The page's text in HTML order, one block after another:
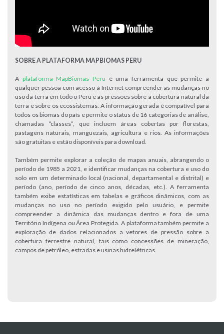
SOBRE A PLATAFORMA MAPBIOMAS PERU
A plataforma MapBiomas Peru é uma ferramenta que permite a
qualquer pessoa com acesso à Internet compreender as mudanças no
uso da terra em todo o Peru e as pressões sobre a cobertura natural da
terra e sobre os ecossistemas. A informação gerada é compatível para
todos os biomas do país e permite o status de 16 categorias de análise,
chamadas “classes”, que incluem áreas cobertas por florestas,
pastagens naturais, manguezais, agricultura e rios. As informações
são gratuitas e estão disponíveis para download.
Também permite explorar a coleção de mapas anuais, abrangendo o
período de 1985 a 2021, e identificar mudanças na cobertura e uso do
solo em um determinado local (nacional, departamental e distrital) e
período (ano, período de cinco anos, décadas, etc.). A ferramenta
também exibe estatísticas em tabelas e gráficos dinâmicos, com as
mudanças no uso no período exigido pelo usuário, e permite
compreender a dinâmica das mudanças dentro e fora de uma
Território Indígena ou Área Protegida. A plataforma também permite a
exploração de dados relacionados a vetores de pressão sobre a
cobertura terrestre natural, tais como concessões de mineração,
campos de petróleo, estradas e usinas hidrelétricas.